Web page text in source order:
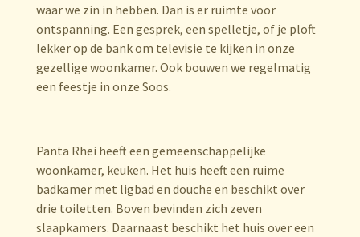
waar we zin in hebben. Dan is er ruimte voor
ontspanning. Een gesprek, een spelletje, of je ploft
lekker op de bank om televisie te kijken in onze
gezellige woonkamer. Ook bouwen we regelmatig
een feestje in onze Soos.
Panta Rhei heeft een gemeenschappelijke
woonkamer, keuken. Het huis heeft een ruime
badkamer met ligbad en douche en beschikt over
drie toiletten. Boven bevinden zich zeven
slaapkamers. Daarnaast beschikt het huis over een